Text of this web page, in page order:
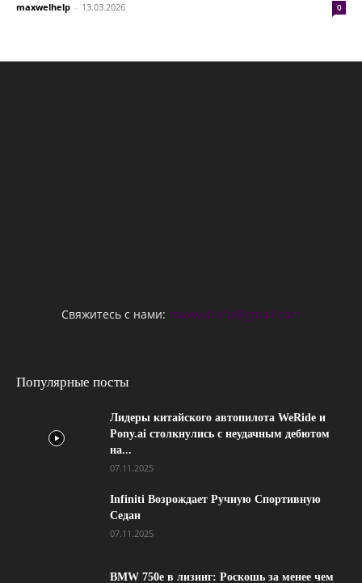
maxwelhelp - 13.03.2026 0
Свяжитесь с нами: maxwelhelp@gmail.com
Популярные посты
Лидеры китайского автопилота WeRide и
Pony.ai столкнулись с неудачным дебютом
на...
07.11.2025
Infiniti Возрождает Ручную Спортивную
Седан
07.11.2025
BMW 750e в лизинг: Роскошь за менее чем